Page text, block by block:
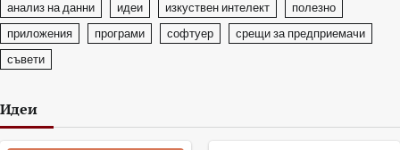
анализ на данни
идеи изкуствен интелект
полезно
приложения
програми софтуер
срещи за предприемачи
съвети
Идеи